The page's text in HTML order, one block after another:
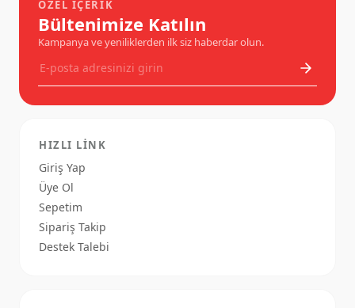
ÖZEL İÇERIK
Bültenimize Katılın
Kampanya ve yeniliklerden ilk siz haberdar olun.
HIZLI LINK
Giriş Yap
Üye Ol
Sepetim
Sipariş Takip
Destek Talebi